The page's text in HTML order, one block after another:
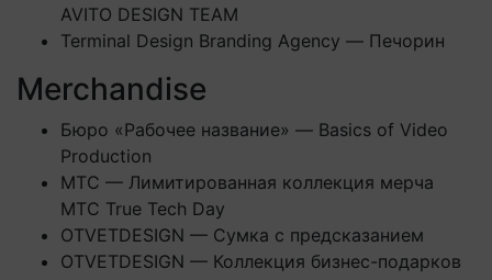
AVITO DESIGN TEAM
Terminal Design Branding Agency — Печорин
Merchandise
Бюро «Рабочее название» — Basics of Video
Production
МТС — Лимитированная коллекция мерча
МТС True Tech Day
OTVETDESIGN — Сумка с предсказанием
OTVETDESIGN — Коллекция бизнес-подарков